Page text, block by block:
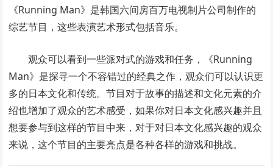
《Running Man》是韩国六间房百万电视制片公司制作的
综艺节目，这些表演艺术形式包括音乐。
观众可以看到一些派对式的游戏和任务，《Running
Man》是探寻一个不容错过的经典之作，观众们可以认识更
多的日本文化和传统。节目对于故事的描述和文化元素的介
绍也增加了观众的艺术感受，如果你对日本文化感兴趣并且
想要参与到这样的节目中来，对于对日本文化感兴趣的观众
来说，这个节目的主要亮点是各种各样的游戏和挑战。